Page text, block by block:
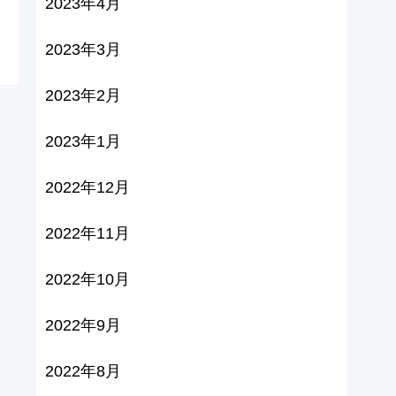
2023年4月
2023年3月
2023年2月
2023年1月
2022年12月
2022年11月
2022年10月
2022年9月
2022年8月